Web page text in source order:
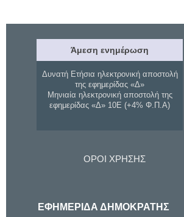
Άμεση ενημέρωση
Δυνατή Ετήσια ηλεκτρονική αποστολή
της εφημερίδας «Δ»
Μηνιαία ηλεκτρονική αποστολή της
εφημερίδας «Δ» 10Ε (+4% Φ.Π.Α)
ΟΡΟΙ ΧΡΗΣΗΣ
ΕΦΗΜΕΡΙΔΑ ΔΗΜΟΚΡΑΤΗΣ